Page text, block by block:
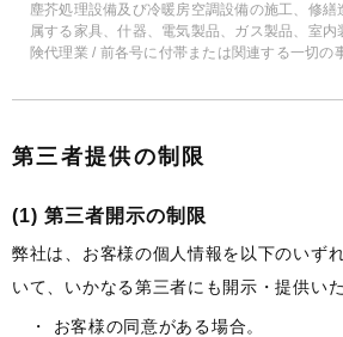
塵芥処理設備及び冷暖房空調設備の施工、修
属する家具、什器、電気製品、ガス製品、室
険代理業 / 前各号に付帯または関連する一切の
第三者提供の制限
(1) 第三者開示の制限
弊社は、お客様の個人情報を以下のいず
いて、いかなる第三者にも開示・提供い
お客様の同意がある場合。